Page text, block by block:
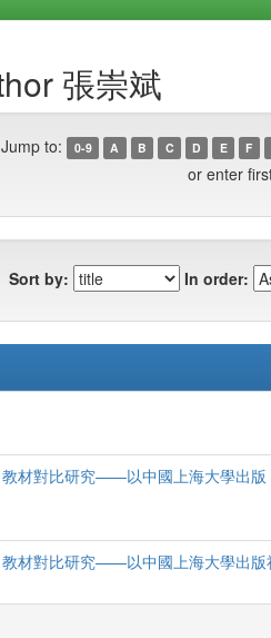
張崇斌
Jump to: 0-9 A B C D E F
or enter
Sort by: In order:
材對比研究——以中國上海大學出版
材對比研究——以中國上海大學出版